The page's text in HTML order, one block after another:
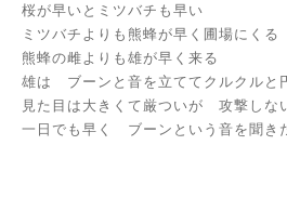
桜が早いとミツバチも早い
ミツバチよりも熊蜂が早く圃場にくる
熊蜂の雌よりも雄が早く来る
雄は ブーンと音を立ててクルクルと
見た目は大きくて厳ついが 攻撃しな
一日でも早く ブーンという音を聞き